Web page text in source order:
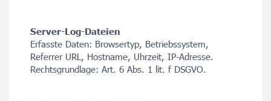
Server-Log-Dateien
Erfasste Daten: Browsertyp, Betriebssystem,
Referrer URL, Hostname, Uhrzeit, IP-Adresse.
Rechtsgrundlage: Art. 6 Abs. 1 lit. f DSGVO.